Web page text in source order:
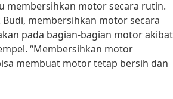
membersihkan motor secara rutin.
membersihkan motor secara
pada bagian-bagian motor akibat
“Membersihkan motor
membuat motor tetap bersih dan